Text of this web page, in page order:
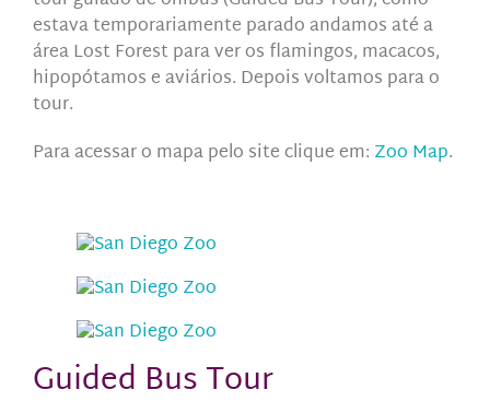
estava temporariamente parado andamos até a
área Lost Forest para ver os flamingos, macacos,
hipopótamos e aviários. Depois voltamos para o
tour.
Para acessar o mapa pelo site clique em: Zoo Map.
Guided Bus Tour